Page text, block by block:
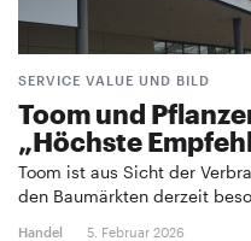
SERVICE VALUE UND BILD
Toom und
„Höchste
Toom ist aus Sicht der
den Baumärkten derzeit
Handel 5. Februar 2026